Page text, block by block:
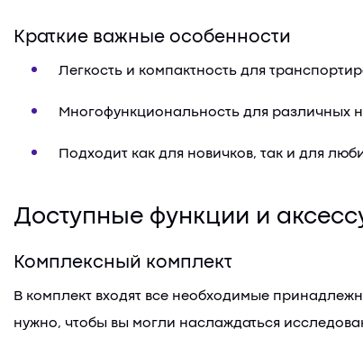
Краткие важные особенности
Легкость и компактность для
Многофункциональность для различных
Подходит как для новичков, так и для
Доступные функции и
Комплексный комплект
В комплект входят все необходимые
нужно, чтобы вы могли наслаждаться